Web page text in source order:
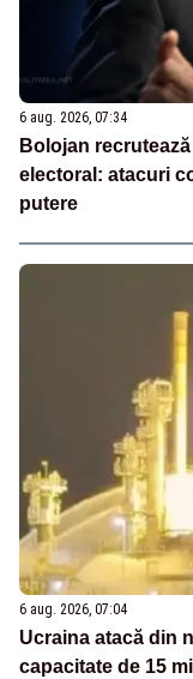
6 aug. 2026, 07:34
Bolojan
electoral: atacuri
putere
6 aug. 2026, 07:04
Ucraina atacă din
capacitate de 15